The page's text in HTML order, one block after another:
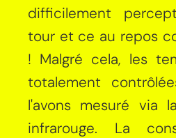
difficilement
tour et ce au repos
! Malgré cela, les
totalement
l'avons mesuré via
infrarouge. La